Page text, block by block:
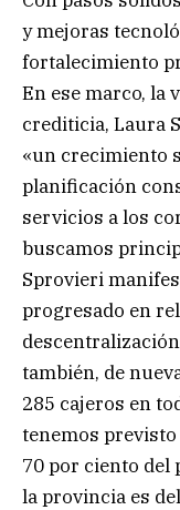
y mejoras
fortalecimiento
En ese marco, la
crediticia, Laura
«un crecimiento
planificación
servicios a los
buscamos
Sprovieri
progresado en
también, de
285 cajeros en
tenemos
70 por ciento del
la provincia es